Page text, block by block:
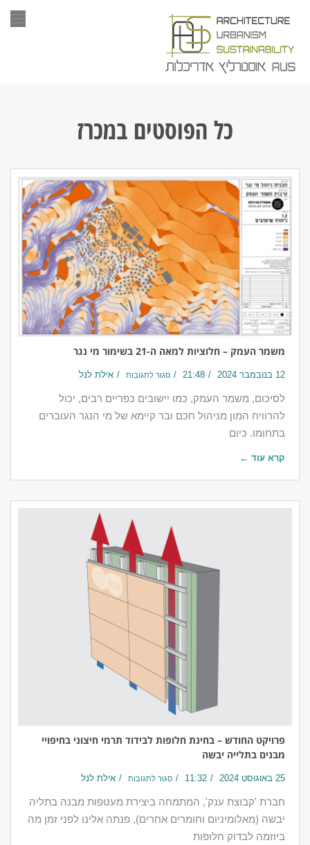
כל הפוסטים במכרז
משמר העמק – חלוציות למאה ה-21 בשימור מי נגר
12 בנובמבר 2024 21:48 סגור לתגובות אילת לנל
לסיכום, משמר העמק, כמו יישובים כפריים רבים, יכול
להרוויח המון מניהול חכם ובר קיימא של מי הנגר העוברים
בתחומו. כיום
קרא עוד ←
פרויקט החודש – בחינת חלופות לבידוד תרמי חיצוני בחיפויי
מבנים בתלייה יבשה
25 באוגוסט 2024 11:32 סגור לתגובות אילת לנל
חברת 'קבוצת ענק', המתמחה ביצירת מעטפות מבנה בתליה
יבשה (מאלומיניום וחומרים אחרים), פנתה אלינו לפני זמן מה
ביוזמה לבדוק חלופות